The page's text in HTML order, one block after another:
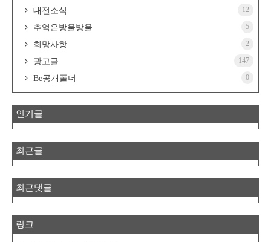
대전소식 12
추억은방울방울 5
희망사항 2
광고글 147
Be공개폴더 0
인기글
최근글
최근댓글
링크